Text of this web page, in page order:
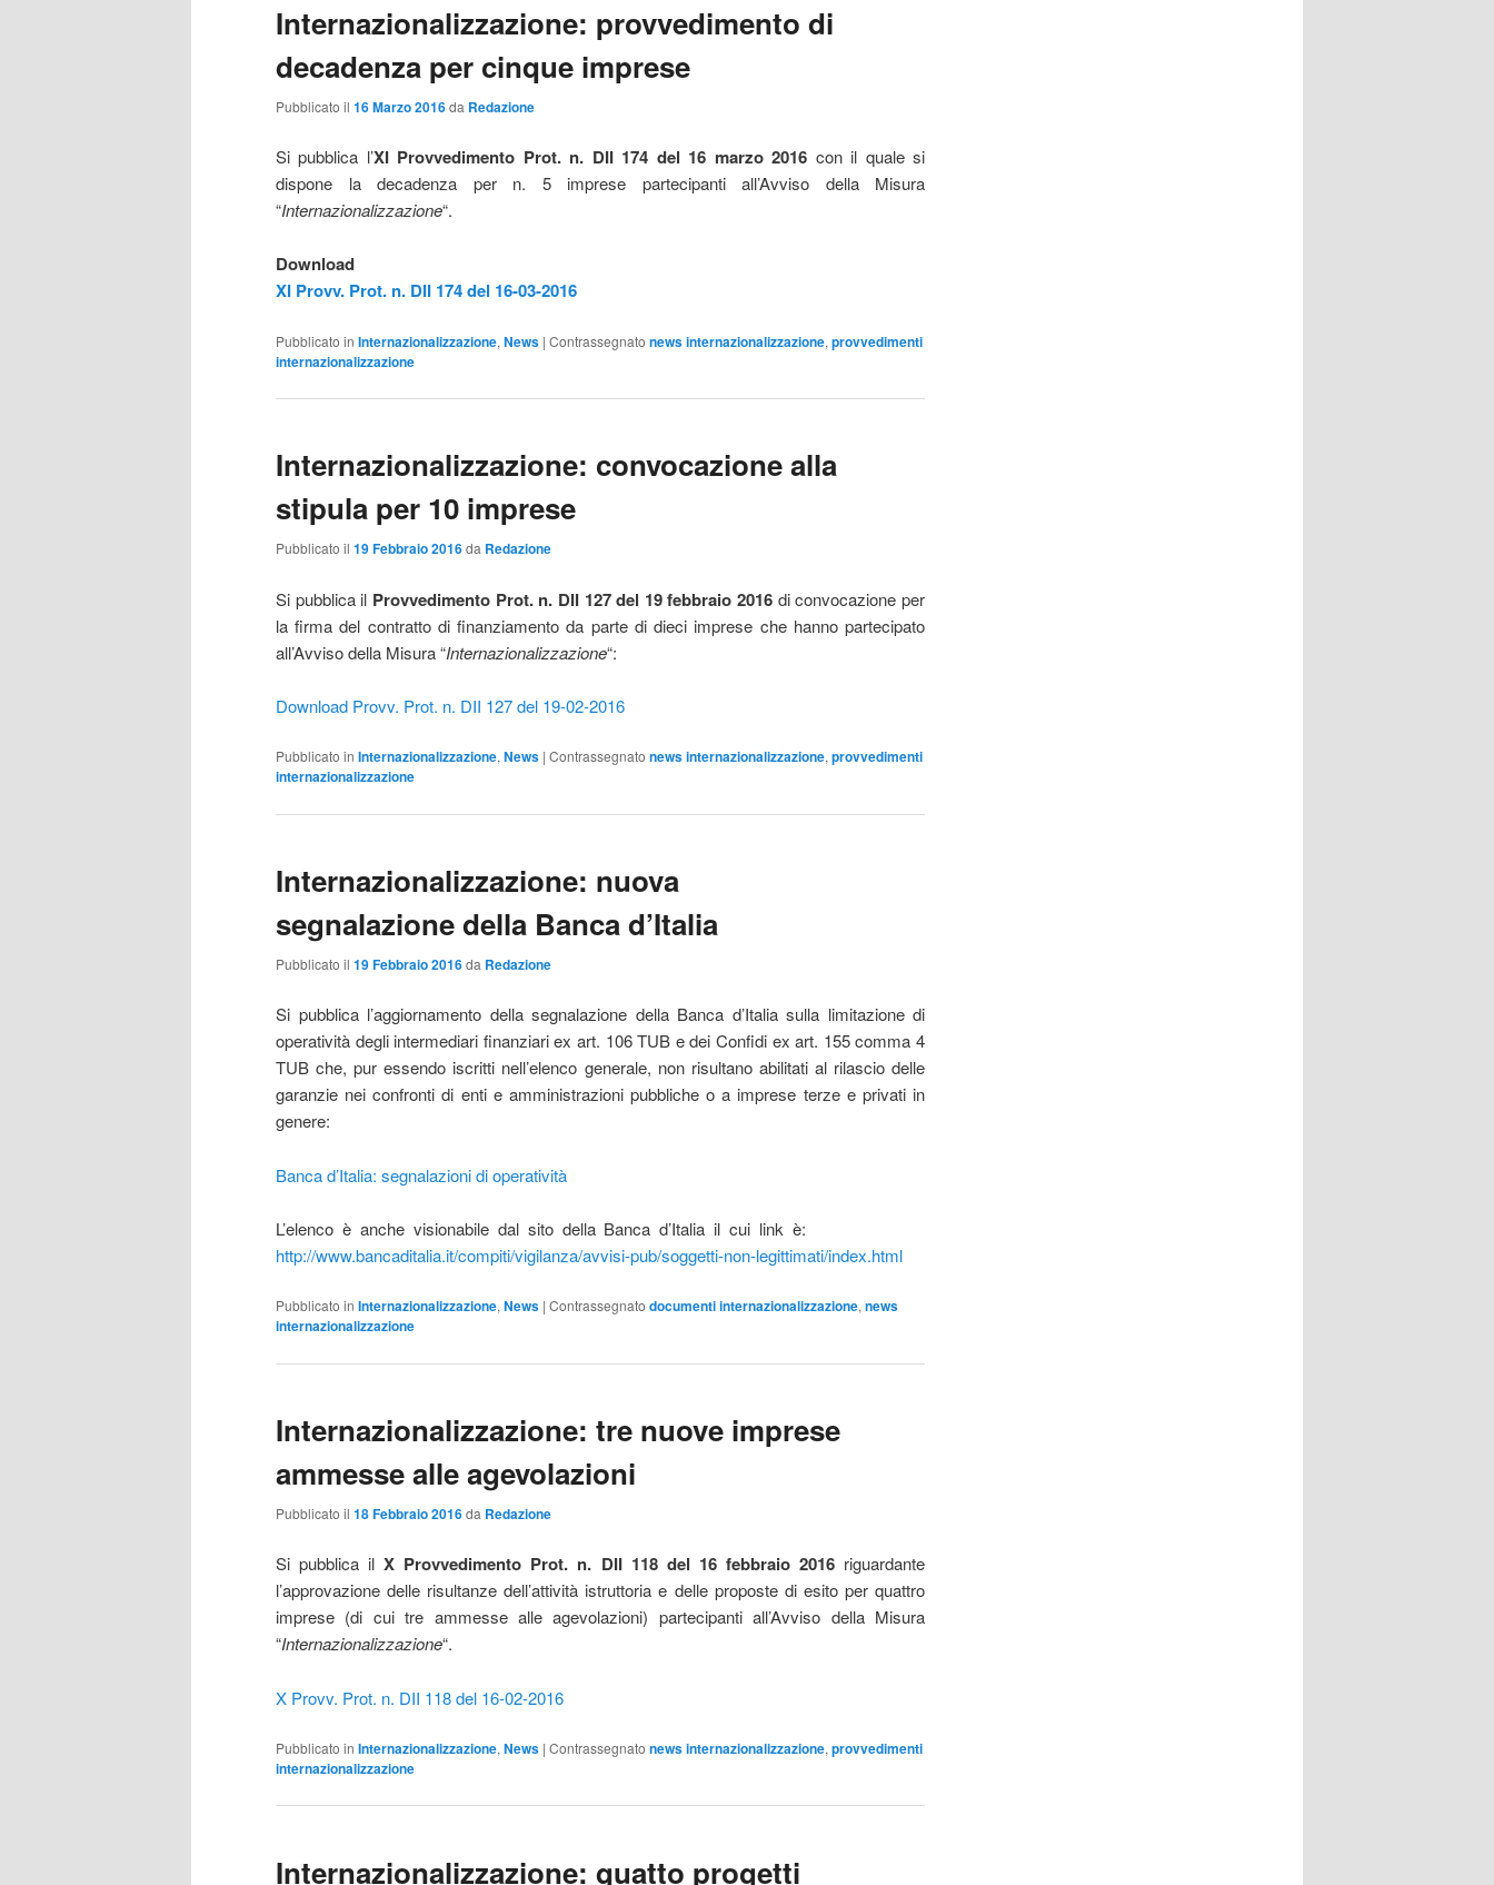
Internazionalizzazione: provvedimento di
decadenza per cinque imprese
Pubblicato il 16 Marzo 2016da Redazione
Si pubblica l’XI Provvedimento Prot. n. DII 174 del 16 marzo 2016 con il quale si
dispone la decadenza per n. 5 imprese partecipanti all’Avviso della Misura
“Internazionalizzazione“.
Download
XI Provv. Prot. n. DII 174 del 16-03-2016
Pubblicato in Internazionalizzazione, News | Contrassegnato news internazionalizzazione, provvedimenti
internazionalizzazione
Internazionalizzazione: convocazione alla
stipula per 10 imprese
Pubblicato il 19 Febbraio 2016da Redazione
Si pubblica il Provvedimento Prot. n. DII 127 del 19 febbraio 2016 di convocazione per
la firma del contratto di finanziamento da parte di dieci imprese che hanno partecipato
all’Avviso della Misura “Internazionalizzazione“:
Download Provv. Prot. n. DII 127 del 19-02-2016
Pubblicato in Internazionalizzazione, News | Contrassegnato news internazionalizzazione, provvedimenti
internazionalizzazione
Internazionalizzazione: nuova
segnalazione della Banca d’Italia
Pubblicato il 19 Febbraio 2016da Redazione
Si pubblica l’aggiornamento della segnalazione della Banca d’Italia sulla limitazione di
operatività degli intermediari finanziari ex art. 106 TUB e dei Confidi ex art. 155 comma 4
TUB che, pur essendo iscritti nell’elenco generale, non risultano abilitati al rilascio delle
garanzie nei confronti di enti e amministrazioni pubbliche o a imprese terze e privati in
genere:
Banca d’Italia: segnalazioni di operatività
L’elenco è anche visionabile dal sito della Banca d’Italia il cui link è:
http://www.bancaditalia.it/compiti/vigilanza/avvisi-pub/soggetti-non-legittimati/index.html
Pubblicato in Internazionalizzazione,News | Contrassegnato documenti internazionalizzazione,news
internazionalizzazione
Internazionalizzazione: tre nuove imprese
ammesse alle agevolazioni
Pubblicato il 18 Febbraio 2016da Redazione
Si pubblica ilX Provvedimento Prot. n. DII 118 del 16 febbraio 2016riguardante
l’approvazione delle risultanze dell’attività istruttoria e delle proposte di esito per quattro
imprese (di cui tre ammesse alle agevolazioni) partecipanti all’Avviso della Misura
“Internazionalizzazione“.
X Provv. Prot. n. DII 118 del 16-02-2016
Pubblicato in Internazionalizzazione, News | Contrassegnato news internazionalizzazione, provvedimenti
internazionalizzazione
Internazionalizzazione: quatto progetti